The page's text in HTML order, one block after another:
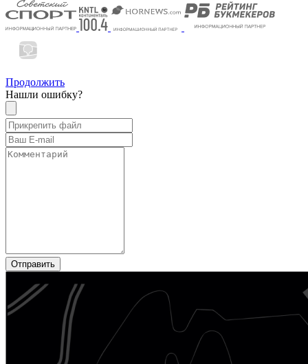
Продолжить
Нашли ошибку?